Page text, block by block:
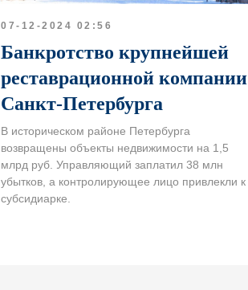
07-12-2024 02:56
Банкротство крупнейшей
реставрационной компании
Санкт-Петербурга
В историческом районе Петербурга
возвращены объекты недвижимости на 1,5
млрд руб. Управляющий заплатил 38 млн
убытков, а контролирующее лицо привлекли к
субсидиарке.